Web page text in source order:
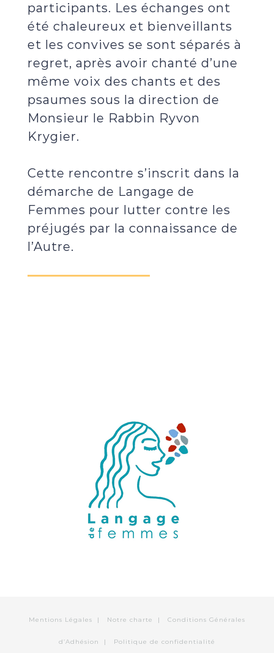
participants. Les échanges ont
été chaleureux et bienveillants
et les convives se sont séparés à
regret, après avoir chanté d’une
même voix des chants et des
psaumes sous la direction de
Monsieur le Rabbin Ryvon
Krygier.
Cette rencontre s’inscrit dans la
démarche de Langage de
Femmes pour lutter contre les
préjugés par la connaissance de
l’Autre.
Mentions Légales | Notre charte | Conditions Générales
d’Adhésion | Politique de confidentialité